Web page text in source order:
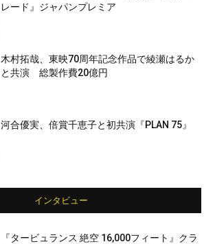
レード』ジャパンプレミア
木村拓哉、東映70周年記念作品で綾瀬はるか
と共演 総製作費20億円
河合優実、倍賞千恵子と初共演『PLAN 75』
インタビュー
『タービュランス 絶空 16,000フィート』クラ